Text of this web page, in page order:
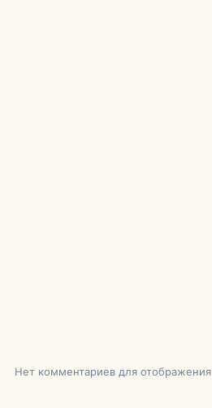
Нет комментариев для отображения